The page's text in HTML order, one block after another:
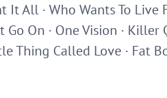
It All · Who Wants To
On · One Vision · Killer
Thing Called Love · Fat